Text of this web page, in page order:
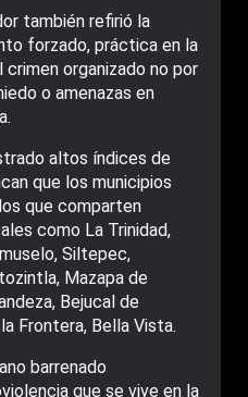
también refirió la
forzado, práctica en la
organizado no por
o amenazas en
altos índices de
que los municipios
que comparten
como La Trinidad,
Siltepec,
Mazapa de
Bejucal de
Frontera, Bella Vista.
barrenado
que se vive en la